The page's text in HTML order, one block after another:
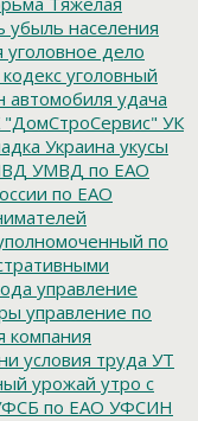
убыль населения
уголовное дело
уголовный
автомобиля удача
"ДомСтроСервис" УК
Украина укусы
УМВД по ЕАО
по ЕАО
по
управление
управление по
компания
условия труда УТ
урожай утро с
по ЕАО УФСИН